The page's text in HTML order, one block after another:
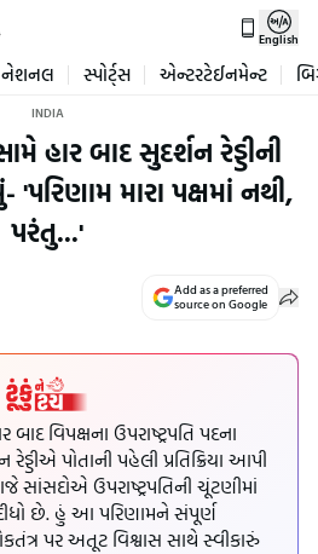
English
નેશનલ સ્પોર્ટ્સ એન્ટરટેઈનમેન્ટ
INDIA
હાર બાદ સુદર્શન રેડ્ડીની
'પરિણામ મારા પક્ષમાં નથી,
પરંતુ...'
Add as a preferred
source on Google
બાદ વિપક્ષના ઉપરાષ્ટ્રપતિ પદના
પોતાની પહેલી પ્રતિક્રિયા આપી
ઉપરાષ્ટ્રપતિની ચૂંટણીમાં
છે. હું આ પરિણામને સંપૂર્ણ
પર અતૂટ વિશ્વાસ સાથે સ્વીકારું